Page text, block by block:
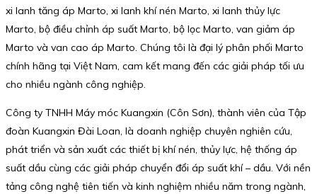
xi lanh tăng áp Marto, xi lanh khí nén Marto, xi lanh thủy lực
Marto, bộ điều chỉnh áp suất Marto, bộ lọc Marto, van giảm áp
Marto và van cao áp Marto. Chúng tôi là đại lý phân phối Marto
chính hãng tại Việt Nam, cam kết mang đến các giải pháp tối ưu
cho nhiều ngành công nghiệp.
Công ty TNHH Máy móc Kuangxin (Côn Sơn), thành viên của Tập
đoàn Kuangxin Đài Loan, là doanh nghiệp chuyên nghiên cứu,
phát triển và sản xuất các thiết bị khí nén, thủy lực, hệ thống áp
suất dầu cùng các giải pháp chuyển đổi áp suất khí – dầu. Với nền
tảng công nghệ tiên tiến và kinh nghiệm nhiều năm trong ngành,